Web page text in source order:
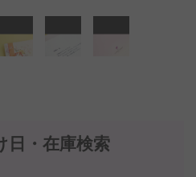
日・在庫検索